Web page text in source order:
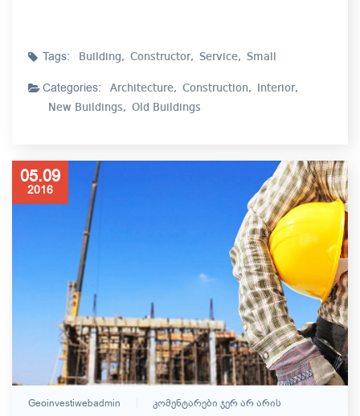
Tags: Building, Constructor, Service, Small
Categories: Architecture, Construction,
Interior,
New Buildings, Old Buildings
05.09
2016
Geoinvestiwebadmin Კომენტარები Ჯერ Არ Არის